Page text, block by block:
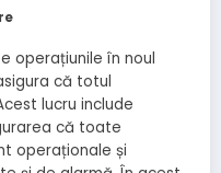
operațiunile în noul
că totul
lucru include
că toate
operaționale și